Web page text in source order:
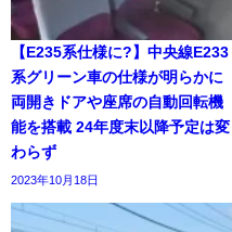
【E235系仕様に?】中央線E233
系グリーン車の仕様が明らかに
両開きドアや座席の自動回転機
能を搭載 24年度末以降予定は変
わらず
2023年10月18日